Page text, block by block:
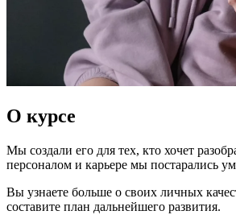
О курсе
Мы создали его для тех, кто хочет
персоналом и карьере мы постарались
Вы узнаете больше о своих личных
составите план дальнейшего развития.